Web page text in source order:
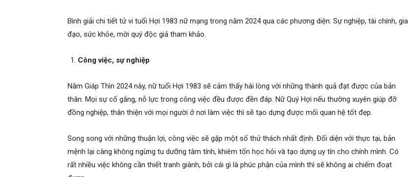
Bình giải chi tiết tử vi tuổi Hợi 1983 nữ mạng trong năm 2024 qua các phương diện: Sự nghiệp, tài chính, gia
đạo, sức khỏe, mời quý độc giả tham khảo.
Công việc, sự nghiệp
Năm Giáp Thìn 2024 này, nữ tuổi Hợi 1983 sẽ cảm thấy hài lòng với những thành quả đạt được của bản
thân. Mọi sự cố gắng, nỗ lực trong công việc đều được đền đáp. Nữ Quý Hợi nếu thường xuyên giúp đỡ
đồng nghiệp, thân thiện với mọi người ở nơi làm việc thì sẽ tạo dựng được mối quan hệ tốt đẹp.
Song song với những thuận lợi, công việc sẽ gặp một số thử thách nhất định. Đối diện với thực tại, bản
mệnh lại càng không ngừng tu dưỡng tâm tính, khiêm tốn học hỏi và tạo dựng uy tín cho chính mình. Có
rất nhiều việc không cần thiết tranh giành, bởi cái gì là phúc phận của mình thì sẽ không ai chiếm đoạt